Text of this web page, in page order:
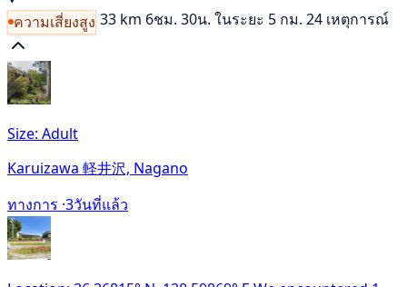
ความเสี่ยงสูง 33 km 6ชม. 30น. ในระยะ 5 กม. 24 เหตุการณ์
Size: Adult
Karuizawa 軽井沢, Nagano
ทางการ ·3วันที่แล้ว